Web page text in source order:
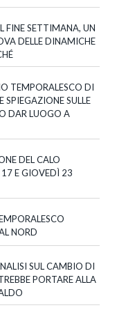
FINE SETTIMANA, UN
DELLE DINAMICHE
TEMPORALESCO DI
SPIEGAZIONE SULLE
DAR LUOGO A
DEL CALO
E GIOVEDÌ 23
NORD
SUL CAMBIO DI
PORTARE ALLA